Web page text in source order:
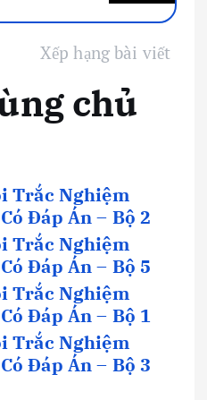
Xếp hạng bài viết
chủ
Trắc Nghiệm
Đáp Án – Bộ 2
Trắc Nghiệm
Đáp Án – Bộ 5
Trắc Nghiệm
Đáp Án – Bộ 1
Trắc Nghiệm
Đáp Án – Bộ 3